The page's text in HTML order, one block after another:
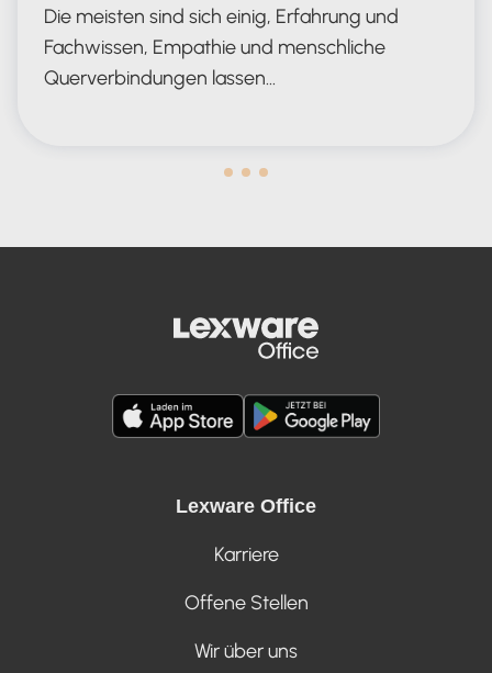
Die meisten sind sich einig, Erfahrung und
Fachwissen, Empathie und menschliche
Querverbindungen lassen…
Lexware Office
Karriere
Offene Stellen
Wir über uns